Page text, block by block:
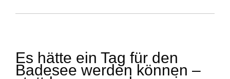
Es hätte ein Tag für den
Badesee werden können –